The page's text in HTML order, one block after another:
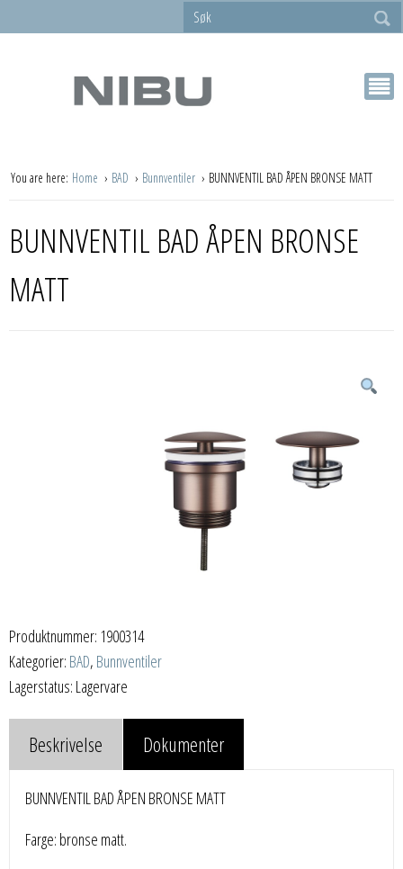
You are here: Home BAD Bunnventiler BUNNVENTIL BAD ÅPEN BRONSE MATT
BUNNVENTIL BAD ÅPEN BRONSE
MATT
Produktnummer: 1900314
Kategorier: BAD, Bunnventiler
Lagerstatus: Lagervare
Beskrivelse Dokumenter
BUNNVENTIL BAD ÅPEN BRONSE MATT
Farge: bronse matt.